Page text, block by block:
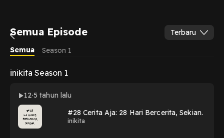
Semua Episode
Terbaru
Semua
Season 1
inikita Season 1
12 5 tahun lalu
#28 Cerita Aja: 28 Hari Bercerita, Sekian.
inikita